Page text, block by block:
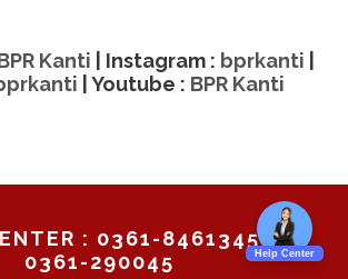
Kanti | Instagram : bprkanti
| Youtube : BPR Kanti
: 0361-8461345 /
0361-290045